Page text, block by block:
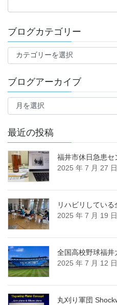
ブログカテゴリー
ロ
カ
テ
リ
ー
ブログアーカイブ
ブ
ア
ー
カ
イ
ブ
最近の投稿
福井市休日急患セ
2025 年 7 月 27 日
リハビリしている
2025 年 7 月 19 日
全国高校野球福
2025 年 7 月 12 日
丸刈り軍団